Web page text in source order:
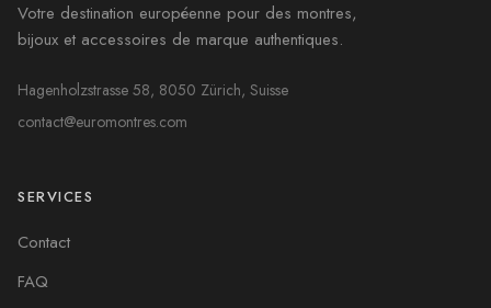
Votre destination européenne pour des montres,
bijoux et accessoires de marque authentiques.
Hagenholzstrasse 58, 8050 Zürich, Suisse
contact@euromontres.com
SERVICES
Contact
FAQ